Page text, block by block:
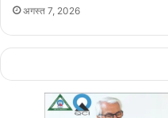
अगस्त 7, 2026